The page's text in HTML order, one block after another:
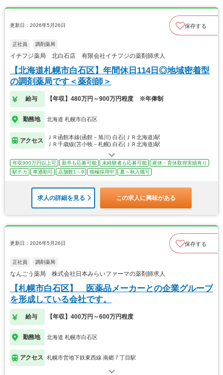
更新日：2026年5月26日 保存する
正社員 調剤薬局
イチフジ薬局 北白石店 有限会社イチフジの薬剤師求人
【北海道札幌市白石区】年間休日114日◎地域密着型
の調剤薬局です＜薬剤師＞
給与 【年収】480万円～900万円程度 ※年俸制
勤務地 北海道 札幌市白石区
アクセス
ＪＲ函館本線(函館－旭川) 白石(ＪＲ北海道)駅
ＪＲ千歳線(苫小牧－札幌) 白石(ＪＲ北海道)駅
年収900万円以上可 新卒も応募可能 未経験者も応募可能
産休・育休取得実績有り
駅チカ
車通勤可 店舗数1～9 積極採用中 夏～秋入職可
求人の詳細を見る この求人に興味がある
更新日：2026年5月26日 保存する
正社員 調剤薬局
なんごう薬局 株式会社日本みらいファーマの薬剤師求人
【札幌市白石区】 医薬品メーカーとの企業グループ
を形成している会社です。
給与 【年収】400万円～600万円程度
勤務地 北海道 札幌市白石区
アクセス 札幌市営地下鉄東西線 南郷７丁目駅